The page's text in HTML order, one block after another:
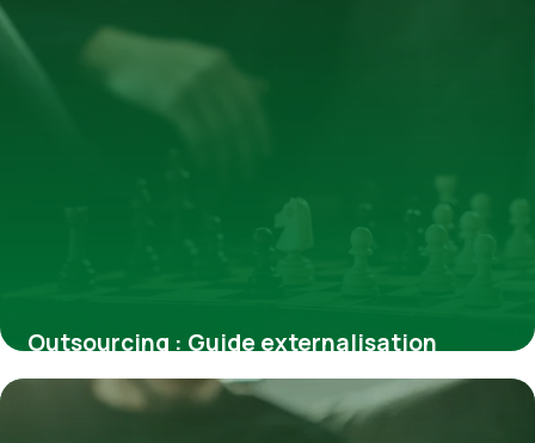
Outsourcing : Guide externalisation
6 juillet 2026